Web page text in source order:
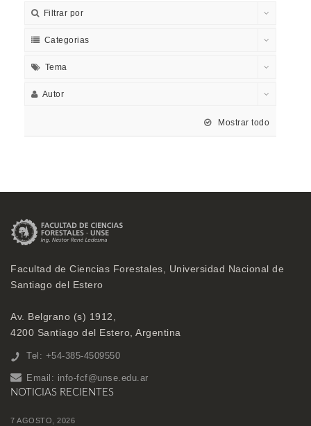
Filtrar por
Categorias
Tema
Autor
Mostrar todo
Facultad de Ciencias Forestales, Universidad Nacional de
Santiago del Estero
Av. Belgrano (s) 1912,
4200 Santiago del Estero, Argentina
Tel: +54-385-4509550
Email: info-fcf@unse.edu.ar
NOTICIAS RECIENTES
7 AGOSTO, 2026